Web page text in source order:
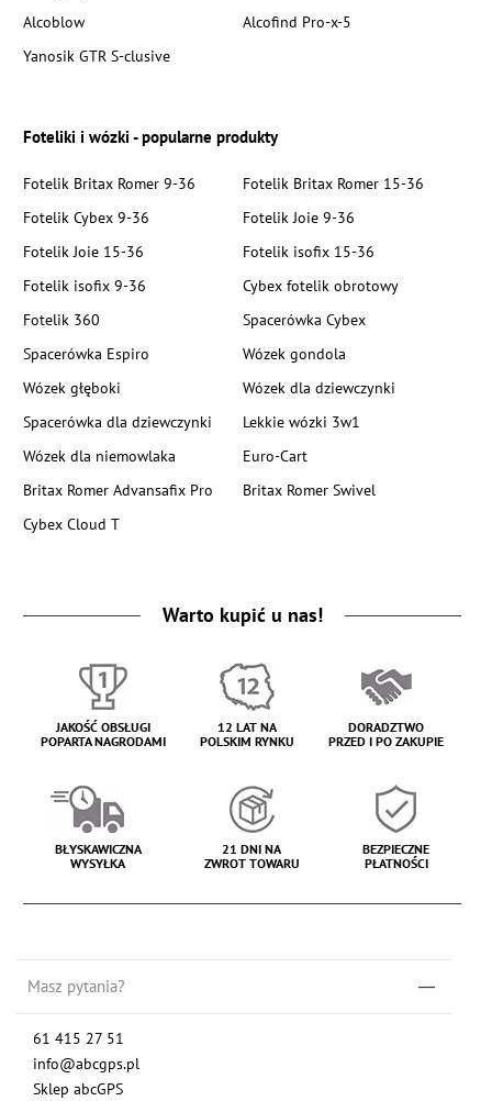
Alcoblow
Alcofind Pro-x-5
Yanosik GTR S-clusive
Foteliki i wózki - popularne produkty
Fotelik Britax Romer 9-36
Fotelik Britax Romer 15-36
Fotelik Cybex 9-36
Fotelik Joie 9-36
Fotelik Joie 15-36
Fotelik isofix 15-36
Fotelik isofix 9-36
Cybex fotelik obrotowy
Fotelik 360
Spacerówka Cybex
Spacerówka Espiro
Wózek gondola
Wózek głęboki
Wózek dla dziewczynki
Spacerówka dla dziewczynki
Lekkie wózki 3w1
Wózek dla niemowlaka
Euro-Cart
Britax Romer Advansafix Pro
Britax Romer Swivel
Cybex Cloud T
Warto kupić u nas!
JAKOŚĆ OBSŁUGI
POPARTA NAGRODAMI
12 LAT NA
POLSKIM RYNKU
DORADZTWO
PRZED I PO ZAKUPIE
BŁYSKAWICZNA
WYSYŁKA
21 DNI NA
ZWROT TOWARU
BEZPIECZNE
PŁATNOŚCI
Masz pytania?
61 415 27 51
info@abcgps.pl
Sklep abcGPS